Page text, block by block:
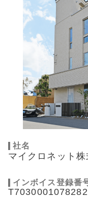
社名
マイクロネット
インボイス登録番
T7030001078282